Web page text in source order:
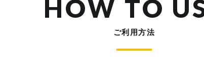
HOW TO
ご利用方法